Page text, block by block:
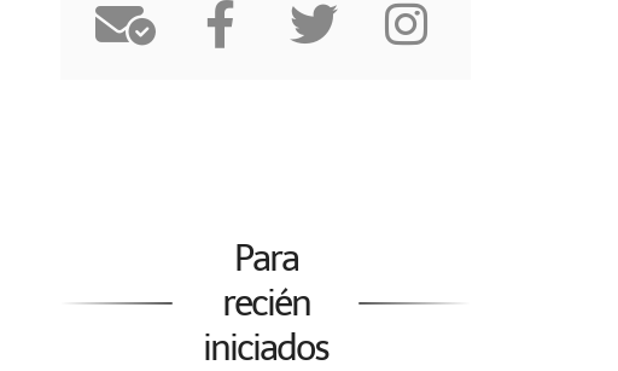
Para
recién
iniciados